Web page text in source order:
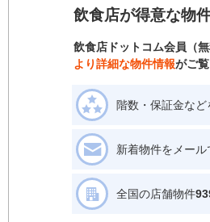
飲食店が得意な物
飲食店ドットコム会員（無
より詳細な物件情報がご
階数・保証金など
新着物件をメール
全国の店舗物件